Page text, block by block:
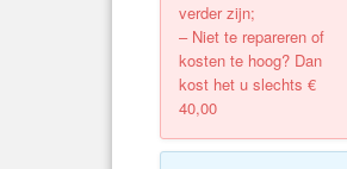
verder zijn;
– Niet te repareren of
kosten te hoog? Dan
kost het u slechts €
40,00